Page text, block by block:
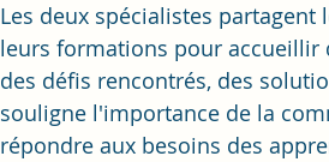
Les deux spécialistes
leurs formations pour accueillir
des défis rencontrés, des
souligne l'importance de la
répondre aux besoins des